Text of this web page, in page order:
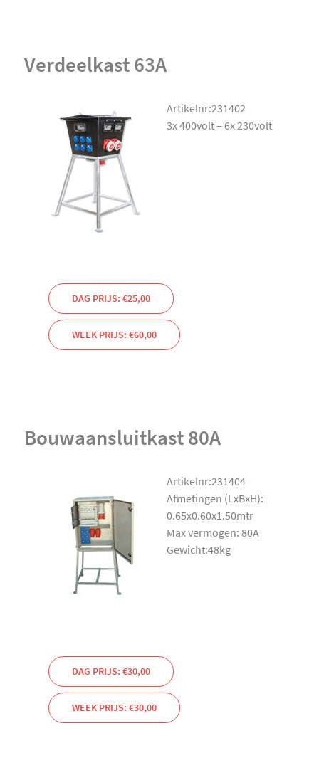
Verdeelkast 63A
Artikelnr:231402
3x 400volt – 6x 230volt
DAG PRIJS: €25,00
WEEK PRIJS: €60,00
Bouwaansluitkast 80A
Artikelnr:231404
Afmetingen (LxBxH):
0.65x0.60x1.50mtr
Max vermogen: 80A
Gewicht:48kg
DAG PRIJS: €30,00
WEEK PRIJS: €30,00